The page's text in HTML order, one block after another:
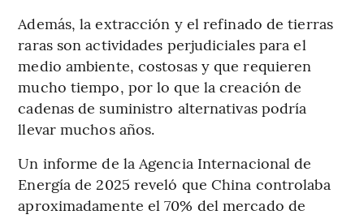
Además, la extracción y el refinado de tierras
raras son actividades perjudiciales para el
medio ambiente, costosas y que requieren
mucho tiempo, por lo que la creación de
cadenas de suministro alternativas podría
llevar muchos años.
Un informe de la Agencia Internacional de
Energía de 2025 reveló que China controlaba
aproximadamente el 70% del mercado de